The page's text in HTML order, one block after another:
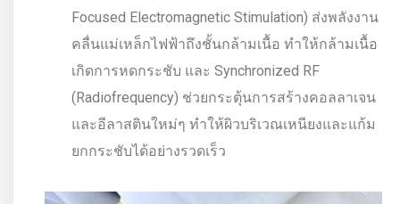
Focused Electromagnetic Stimulation) ส่งพลังงาน
คลื่นแม่เหล็กไฟฟ้าถึงชั้นกล้ามเนื้อ ทำให้กล้ามเนื้อ
เกิดการหดกระชับ และ Synchronized RF
(Radiofrequency) ช่วยกระตุ้นการสร้างคอลลาเจน
และอีลาสตินใหม่ๆ ทำให้ผิวบริเวณเหนียงและแก้ม
ยกกระชับได้อย่างรวดเร็ว